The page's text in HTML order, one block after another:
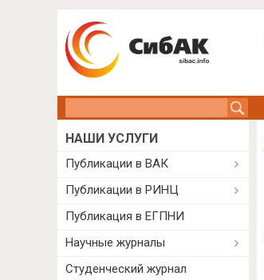
НАШИ УСЛУГИ
Публикации в ВАК
Публикации в РИНЦ
Публикация в ЕГПНИ
Научные журналы
Студенческий журнал